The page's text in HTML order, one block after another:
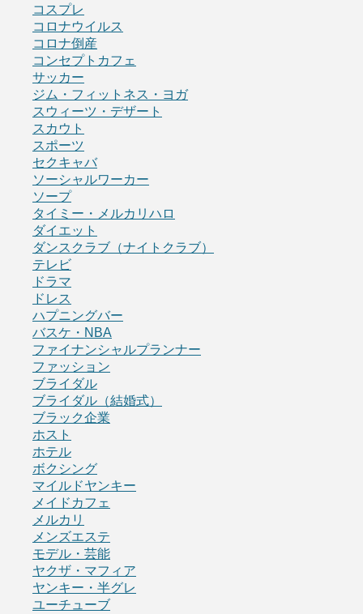
コスプレ
コロナウイルス
コロナ倒産
コンセプトカフェ
サッカー
ジム・フィットネス・ヨガ
スウィーツ・デザート
スカウト
スポーツ
セクキャバ
ソーシャルワーカー
ソープ
タイミー・メルカリハロ
ダイエット
ダンスクラブ（ナイトクラブ）
テレビ
ドラマ
ドレス
ハプニングバー
バスケ・NBA
ファイナンシャルプランナー
ファッション
ブライダル
ブライダル（結婚式）
ブラック企業
ホスト
ホテル
ボクシング
マイルドヤンキー
メイドカフェ
メルカリ
メンズエステ
モデル・芸能
ヤクザ・マフィア
ヤンキー・半グレ
ユーチューブ